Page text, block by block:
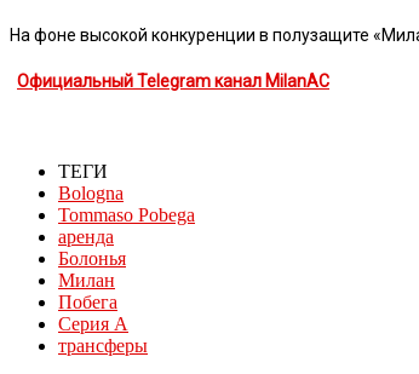
На фоне высокой конкуренции в полузащите
Официальный Telegram канал MilanAC
ТЕГИ
Bologna
Tommaso Pobega
аренда
Болонья
Милан
Побега
Серия А
трансферы